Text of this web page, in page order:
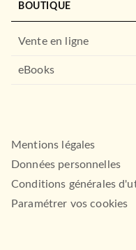
BOUTIQUE
Vente en ligne
eBooks
Mentions légales
Données personnelles
Conditions générales
Paramétrer vos cookies